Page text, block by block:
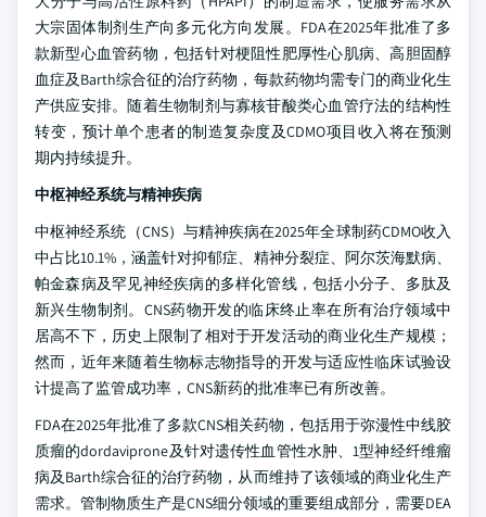
大宗固体制剂生产向多元化方向发展。FDA在2025年批准了多
款新型心血管药物，包括针对梗阻性肥厚性心肌病、高胆固醇
血症及Barth综合征的治疗药物，每款药物均需专门的商业化生
产供应安排。随着生物制剂与寡核苷酸类心血管疗法的结构性
转变，预计单个患者的制造复杂度及CDMO项目收入将在预测
期内持续提升。
中枢神经系统与精神疾病
中枢神经系统（CNS）与精神疾病在2025年全球制药CDMO收入
中占比10.1%，涵盖针对抑郁症、精神分裂症、阿尔茨海默病、
帕金森病及罕见神经疾病的多样化管线，包括小分子、多肽及
新兴生物制剂。CNS药物开发的临床终止率在所有治疗领域中
居高不下，历史上限制了相对于开发活动的商业化生产规模；
然而，近年来随着生物标志物指导的开发与适应性临床试验设
计提高了监管成功率，CNS新药的批准率已有所改善。
FDA在2025年批准了多款CNS相关药物，包括用于弥漫性中线胶
质瘤的dordaviprone及针对遗传性血管性水肿、1型神经纤维瘤
病及Barth综合征的治疗药物，从而维持了该领域的商业化生产
需求。管制物质生产是CNS细分领域的重要组成部分，需要DEA